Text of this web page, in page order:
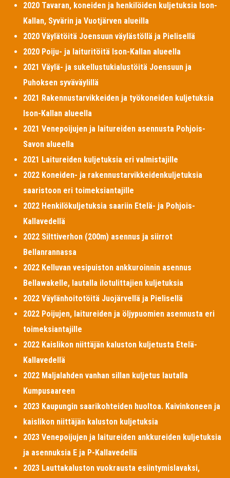
2020 Tavaran, koneiden ja henkilöiden kuljetuksia Ison-
Kallan, Syvärin ja Vuotjärven alueilla
2020 Väylätöitä Joensuun väylästöllä ja Pielisellä
2020 Poiju- ja laituritöitä Ison-Kallan alueella
2021 Väylä- ja sukellustukialustöitä Joensuun ja
Puhoksen syväväylillä
2021 Rakennustarvikkeiden ja työkoneiden kuljetuksia
Ison-Kallan alueella
2021 Venepoijujen ja laitureiden asennusta Pohjois-
Savon alueella
2021 Laitureiden kuljetuksia eri valmistajille
2022 Koneiden- ja rakennustarvikkeidenkuljetuksia
saaristoon eri toimeksiantajille
2022 Henkilökuljetuksia saariin Etelä- ja Pohjois-
Kallavedellä
2022 Silttiverhon (200m) asennus ja siirrot
Bellanrannassa
2022 Kelluvan vesipuiston ankkuroinnin asennus
Bellawakelle, lautalla ilotulittajien kuljetuksia
2022 Väylänhoitotöitä Juojärvellä ja Pielisellä
2022 Poijujen, laitureiden ja öljypuomien asennusta eri
toimeksiantajille
2022 Kaislikon niittäjän kaluston kuljetusta Etelä-
Kallavedellä
2022 Maljalahden vanhan sillan kuljetus lautalla
Kumpusaareen
2023 Kaupungin saarikohteiden huoltoa. Kaivinkoneen ja
kaislikon niittäjän kaluston kuljetuksia
2023 Venepoijujen ja laitureiden ankkureiden kuljetuksia
ja asennuksia E ja P-Kallavedellä
2023 Lauttakaluston vuokrausta esiintymislavaksi,